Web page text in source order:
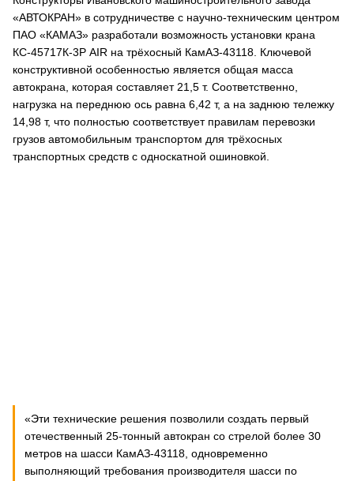
«АВТОКРАН» в сотрудничестве с научно-техническим центром
ПАО «КАМАЗ» разработали возможность установки крана
КС-45717К-3Р AIR на трёхосный КамАЗ-43118. Ключевой
конструктивной особенностью является общая масса
автокрана, которая составляет 21,5 т. Соответственно,
нагрузка на переднюю ось равна 6,42 т, а на заднюю тележку
14,98 т, что полностью соответствует правилам перевозки
грузов автомобильным транспортом для трёхосных
транспортных средств с односкатной ошиновкой.
«Эти технические решения позволили создать первый
отечественный 25-тонный автокран со стрелой более 30
метров на шасси КамАЗ-43118, одновременно
выполняющий требования производителя шасси по